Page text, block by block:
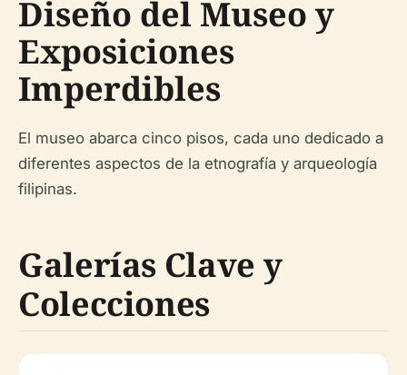
Diseño del Museo y
Exposiciones
Imperdibles
El museo abarca cinco pisos, cada uno dedicado a
diferentes aspectos de la etnografía y arqueología
filipinas.
Galerías Clave y
Colecciones